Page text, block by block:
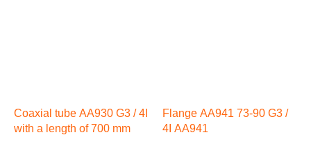
Coaxial tube AA930 G3 / 4I
with a length of 700 mm
Flange AA941 73-90 G3 /
4I AA941